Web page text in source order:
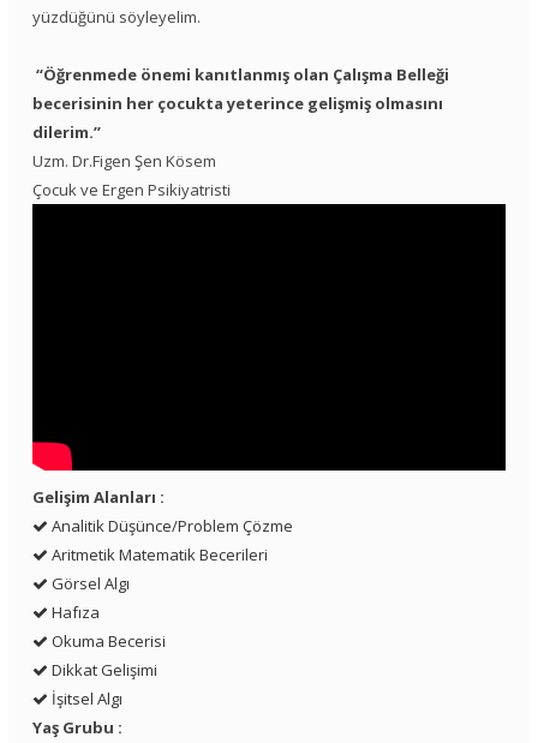
yüzdüğünü söyleyelim.
“Öğrenmede önemi kanıtlanmış olan Çalışma Belleği
becerisinin her çocukta yeterince gelişmiş olmasını
dilerim.”
Uzm. Dr.Figen Şen Kösem
Çocuk ve Ergen Psikiyatristi
Gelişim Alanları :
Analitik Düşünce/Problem Çözme
Aritmetik Matematik Becerileri
Görsel Algı
Hafıza
Okuma Becerisi
Dikkat Gelişimi
İşitsel Algı
Yaş Grubu :